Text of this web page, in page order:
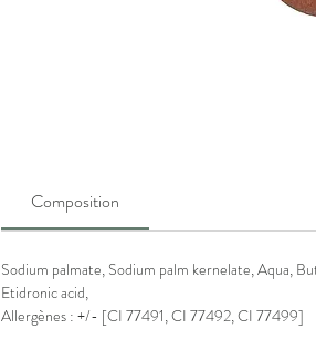
Composition
Sodium palmate, Sodium palm kernelate, Aqua,
Etidronic acid,
Allergènes : +/- [CI 77491, CI 77492, CI 77499]